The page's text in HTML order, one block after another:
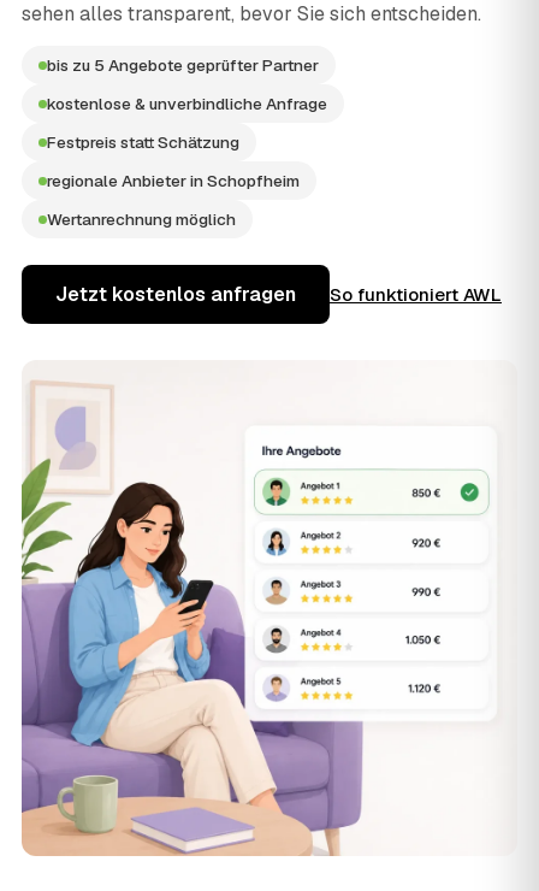
sehen alles transparent, bevor Sie sich entscheiden.
bis zu 5 Angebote geprüfter Partner
kostenlose & unverbindliche Anfrage
Festpreis statt Schätzung
regionale Anbieter in Schopfheim
Wertanrechnung möglich
Jetzt kostenlos anfragen So funktioniert AWL